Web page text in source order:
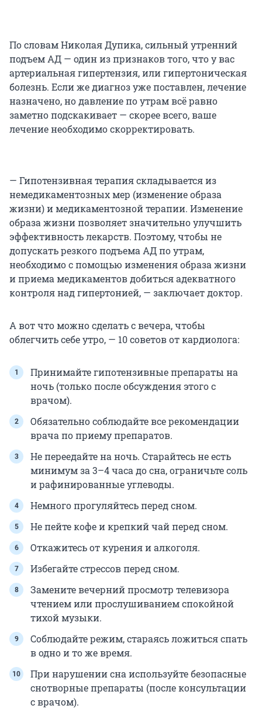
По словам Николая Дупика, сильный утренний
подъем АД — один из признаков того, что у вас
артериальная гипертензия, или гипертоническая
болезнь. Если же диагноз уже поставлен, лечение
назначено, но давление по утрам всё равно
заметно подскакивает — скорее всего, ваше
лечение необходимо скорректировать.
— Гипотензивная терапия складывается из
немедикаментозных мер (изменение образа
жизни) и медикаментозной терапии. Изменение
образа жизни позволяет значительно улучшить
эффективность лекарств. Поэтому, чтобы не
допускать резкого подъема АД по утрам,
необходимо с помощью изменения образа жизни
и приема медикаментов добиться адекватного
контроля над гипертонией, — заключает доктор.
А вот что можно сделать с вечера, чтобы
облегчить себе утро, — 10 советов от кардиолога:
Принимайте гипотензивные препараты на
ночь (только после обсуждения этого с
врачом).
Обязательно соблюдайте все рекомендации
врача по приему препаратов.
Не переедайте на ночь. Старайтесь не есть
минимум за 3–4 часа до сна, ограничьте соль
и рафинированные углеводы.
Немного прогуляйтесь перед сном.
Не пейте кофе и крепкий чай перед сном.
Откажитесь от курения и алкоголя.
Избегайте стрессов перед сном.
Замените вечерний просмотр телевизора
чтением или прослушиванием спокойной
тихой музыки.
Соблюдайте режим, стараясь ложиться спать
в одно и то же время.
При нарушении сна используйте безопасные
снотворные препараты (после консультации
с врачом).